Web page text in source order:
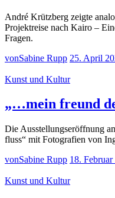
André Krützberg zeigte
Projektreise nach Kairo –
Fragen.
vonSabine Rupp 25. April
Kunst und Kultur
„…mein freund
Die Ausstellungseröffnung
fluss“ mit Fotografien von
vonSabine Rupp 18.
Kunst und Kultur